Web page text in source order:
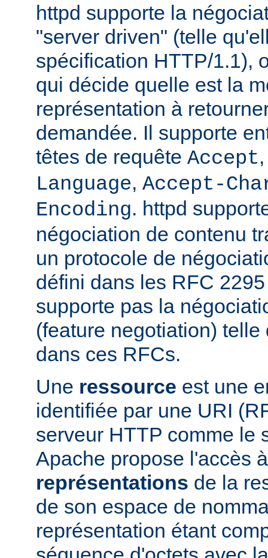
httpd supporte la
"server driven" (telle
spécification HTTP/1.1),
qui décide quelle est la
représentation à
demandée. Il supporte
têtes de requête Accept
Language, Accept-
Encoding. httpd
négociation de contenu
un protocole de
défini dans les RFC
supporte pas la
(feature negotiation)
dans ces RFCs.
Une ressource est une
identifiée par une URI
serveur HTTP comme le
Apache propose l'accès
représentations de la
de son espace de
représentation étant